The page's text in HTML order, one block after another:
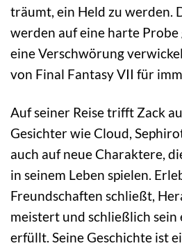
träumt, ein Held zu werden.
werden auf eine harte Probe
eine Verschwörung
von Final Fantasy VII für
Auf seiner Reise trifft Zack
Gesichter wie Cloud,
auch auf neue Charaktere,
in seinem Leben spielen.
Freundschaften schließt,
meistert und schließlich sein
erfüllt. Seine Geschichte ist